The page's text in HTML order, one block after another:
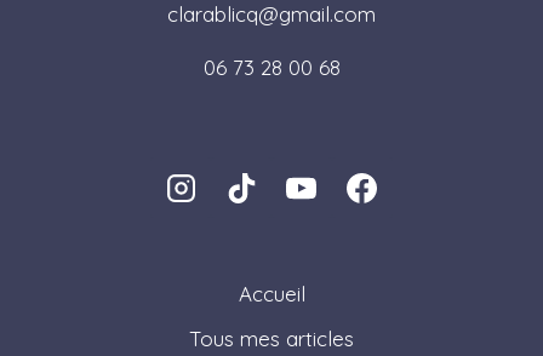
clarablicq@gmail.com
06 73 28 00 68
Accueil
Tous mes articles